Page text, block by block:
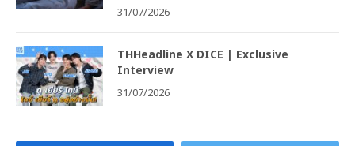
31/07/2026
THHeadline X DICE | Exclusive
Interview
31/07/2026